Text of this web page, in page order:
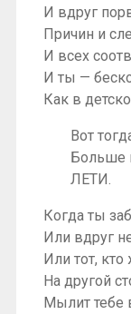
И вдруг
Причин и
И всех
И ты —
Как в
Вот
Больше
ЛЕТИ.
Когда ты
Или вдруг
Или тот, кто
На другой
Мылит тебе